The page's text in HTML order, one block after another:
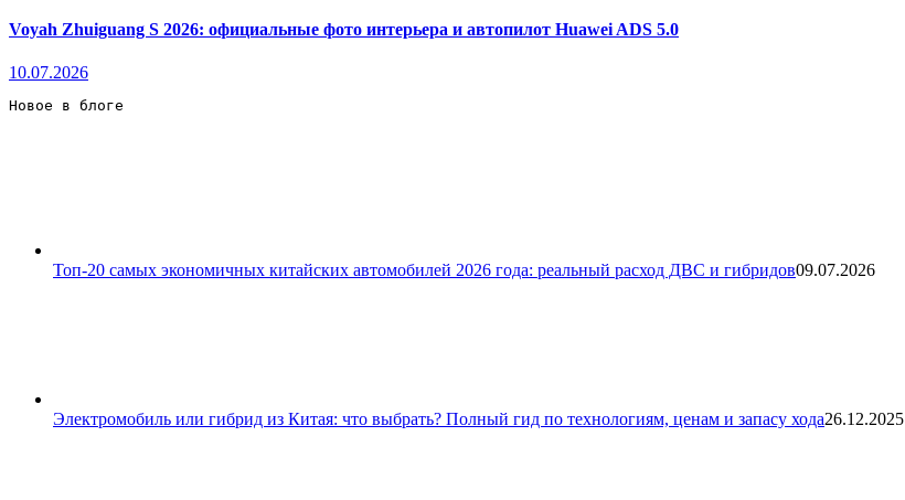
Voyah Zhuiguang S 2026: официальные фото интерьера и автопилот Huawei ADS 5.0
10.07.2026
Новое в блоге
Топ-20 самых экономичных китайских автомобилей 2026 года: реальный расход ДВС и гибридов09.07.2026
Электромобиль или гибрид из Китая: что выбрать? Полный гид по технологиям, ценам и запасу хода26.12.2025